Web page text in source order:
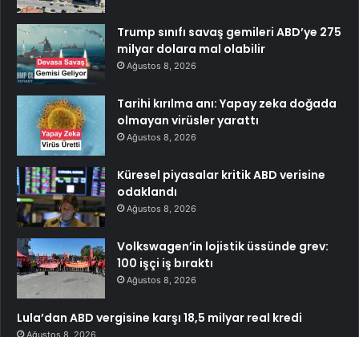
Trump sınıfı savaş gemileri ABD’ye 275
milyar dolara mal olabilir
Ağustos 8, 2026
Tarihi kırılma anı: Yapay zeka doğada
olmayan virüsler yarattı
Ağustos 8, 2026
Küresel piyasalar kritik ABD verisine
odaklandı
Ağustos 8, 2026
Volkswagen’in lojistik üssünde grev:
100 işçi iş bıraktı
Ağustos 8, 2026
Lula’dan ABD vergisine karşı 18,5 milyar real kredi